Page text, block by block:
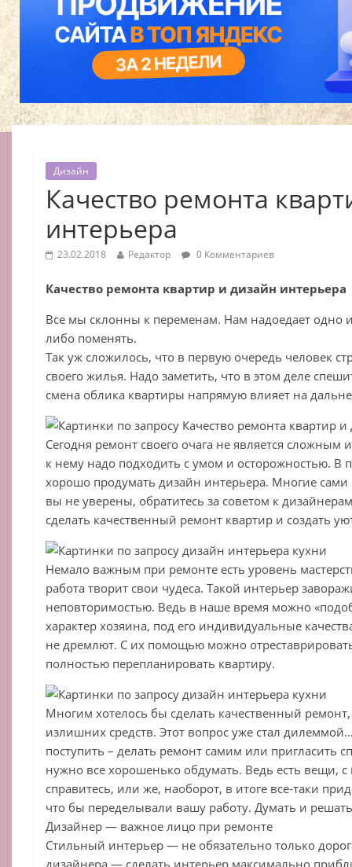
Дизайн
Качество ремонта
интерьера
23.02.2018 Редактор 0 Комментариев
Качество ремонта квартир и дизайн интерьера
Все мы склонны к переменам. Нам надоедает одно
либо поменять.
Так уж сложилось, что в первую очередь человек
своего жилья. Надо заметить, что в этом деле
смена облика квартиры напрямую влияет на
Сегодня ремонт своего очага не является
к нему надо подходить с умом и осторожностью. В
хорошо продумать дизайн интерьера. Многие сами
вы не уверены, обратитесь за советом к
сделать качественный ремонт квартир и создать
Немало важным при ремонте есть уровень
работа творит свои чудеса. Такой интерьер
неповторимостью. Ведь в наше время можно
характер хозяина, под его индивидуальные
не дремлют. С их помощью можно
полностью перепланировать квартиру.
Многим хотелось бы сделать качественный
излишних средств. Этот вопрос уже стал
поступить – делать ремонт самим или пригласить
нужно все хорошенько обдумать. Ведь есть вещи,
справитесь, или же, наоборот, в итоге все-таки
что бы переделывали вашу работу. Думать и
Дизайнер — важное лицо при ремонте
Стильный интерьер — не обязательно только
дизайнера — сделать интерьер максимально